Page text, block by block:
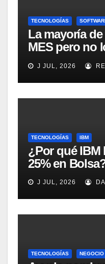
TECNOLOGÍAS
La mayoría
MES pero no
Rockwell
J JUL, 2026
TECNOLOGÍAS IBM
¿Por qué
25% en
J JUL, 2026
TECNOLOGÍAS NEGOCIO